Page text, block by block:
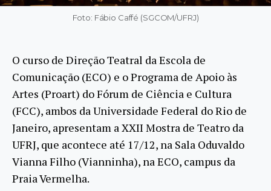
Foto: Fábio Caffé (SGCOM/UFRJ)
O curso de Direção Teatral da Escola de
Comunicação (ECO) e o Programa de Apoio às
Artes (Proart) do Fórum de Ciência e Cultura
(FCC), ambos da Universidade Federal do Rio de
Janeiro, apresentam a XXII Mostra de Teatro da
UFRJ, que acontece até 17/12, na Sala Oduvaldo
Vianna Filho (Vianninha), na ECO, campus da
Praia Vermelha.